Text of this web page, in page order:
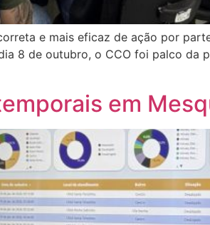
e mais eficaz de ação por
8 de outubro, o CCO foi palco da
em